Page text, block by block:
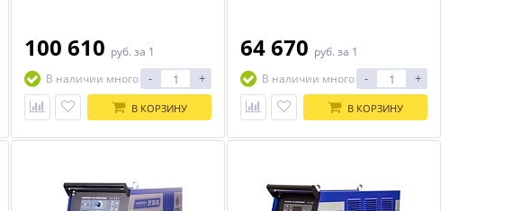
100 610 руб. за 1
В наличии много
- +
В КОРЗИНУ
64 670 руб. за 1
В наличии много
- +
В КОРЗИНУ